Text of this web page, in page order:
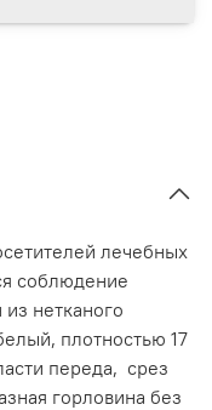
лечебных
соблюдение
нетканого
плотностью 17
переда, срез
горловина без